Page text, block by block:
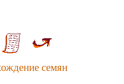
семян